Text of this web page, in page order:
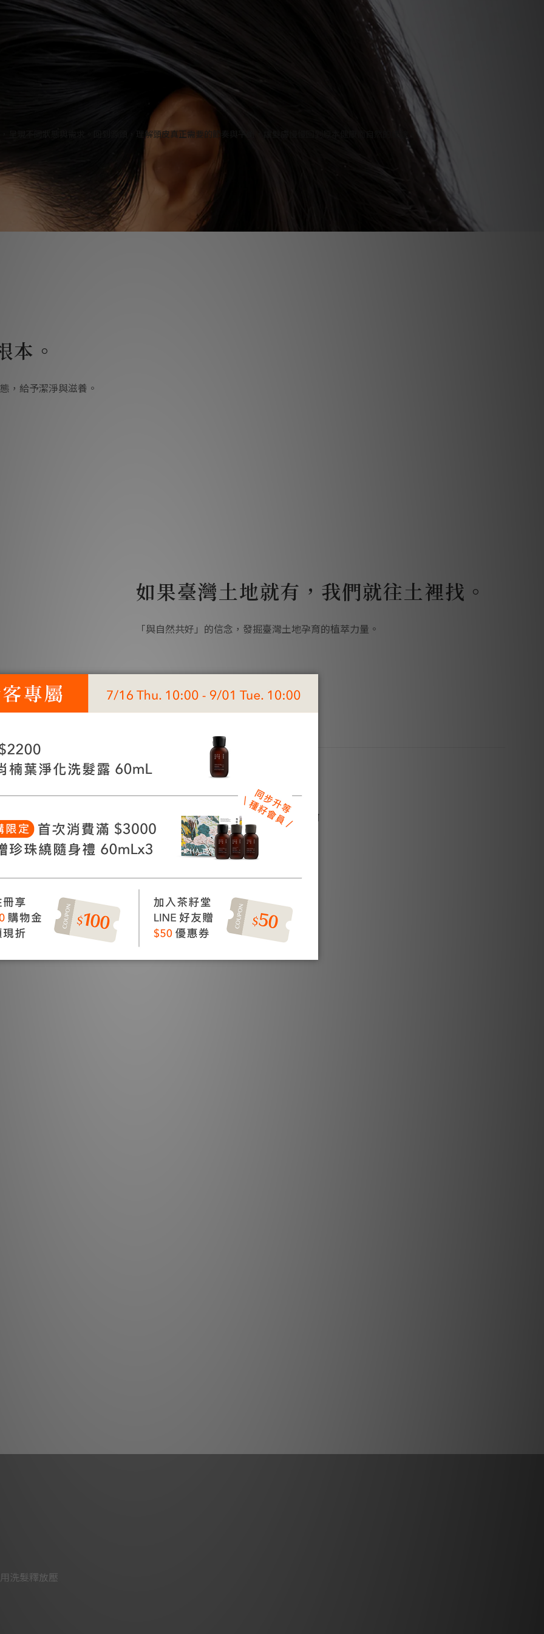
呈現不同狀態與需求。回到源頭，理解頭皮真正需要的節奏與平衡，讓髮膚慢慢回到原本健康而自然的樣貌。
本。
，給予潔淨與滋養。
如果臺灣土地就有，我們就往土裡找。
「與自然共好」的信念，發掘臺灣土地孕育的植萃力量。
同頭皮性質，尋找最適合你的髮品
洗髮釋放壓